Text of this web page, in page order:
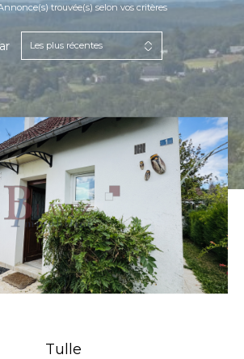
trouvée(s) selon vos critères
Les plus récentes
Tulle